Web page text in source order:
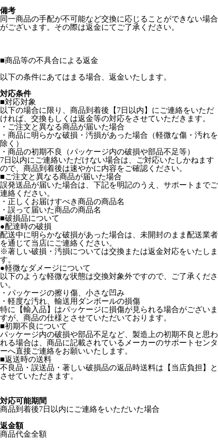
備考
同一商品の手配が不可能など交換に応じることができない場合
がございます。その際は返金にてご了承ください。
■商品等の不具合による返金
以下の条件にあてはまる場合、返金いたします。
対応条件
■対応対象
以下の場合に限り、商品到着後【7日以内】にご連絡をいただ
ければ、交換もしくは返金等の対応をさせていただきます。
・ご注文と異なる商品が届いた場合
・商品に明らかな破損・汚損があった場合（軽微な傷・汚れを
除く）
・商品の初期不良（パッケージ内の破損や部品不足等）
7日以内にご連絡いただけない場合は、ご対応いたしかねます
ので、商品到着後は速やかに内容をご確認ください。
■ご注文と異なる商品が届いた場合
誤発送品が届いた場合は、下記を明記のうえ、サポートまでご
連絡ください。
・正しくお届けすべき商品の商品名
・誤って届いた商品の商品名
■破損品について
●配達時の破損
配送中に明らかな破損があった場合は、未開封のまま配送業者
を通じて当店にご連絡ください。
※著しい破損・汚損については交換または返金対応をいたしま
す。
●軽微なダメージについて
以下のような軽微な状態は交換対象外ですので、ご了承くださ
い。
・パッケージの擦り傷、小さな凹み
・軽度な汚れ、輸送用ダンボールの損傷
特に【輸入品】はパッケージに損傷が見られる場合がございま
すが、商品の仕様とさせていただいております。
■初期不良について
パッケージ内の破損や部品不足など、製造上の初期不良と思わ
れる場合は、商品に記載されているメーカーのサポートセンタ
ーへ直接ご連絡をお願いいたします。
■返送時の送料
不良品・誤送品・著しい破損品の返品時送料は【当店負担】と
させていただきます。
対応可能期間
商品到着後7日以内にご連絡をいただいた場合
返金額
商品代金全額